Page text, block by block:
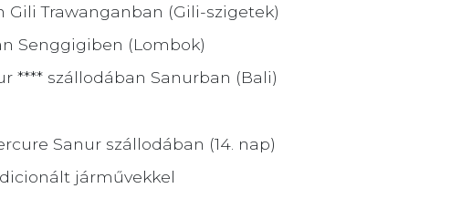
Gili Trawanganban (Gili-szigetek)
Senggigiben (Lombok)
**** szállodában Sanurban (Bali)
Sanur szállodában (14. nap)
járművekkel